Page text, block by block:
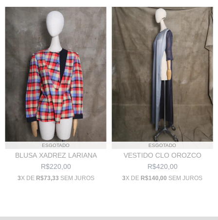
ESGOTADO
BLUSA XADREZ LARIANA
R$220,00
3X DE R$73,33 SEM JUROS
ESGOTADO
VESTIDO CLO OROZCO
R$420,00
3X DE R$140,00 SEM JUROS